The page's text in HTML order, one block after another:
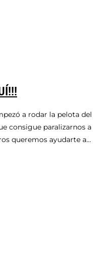
a rodar la pelota del
consigue paralizarnos a
queremos ayudarte a…